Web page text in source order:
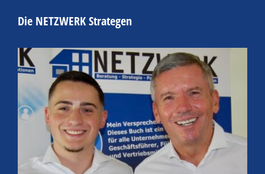
Die NETZWERK Strategen